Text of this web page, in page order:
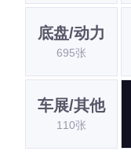
底盘/动力
695张
车展/其他
110张